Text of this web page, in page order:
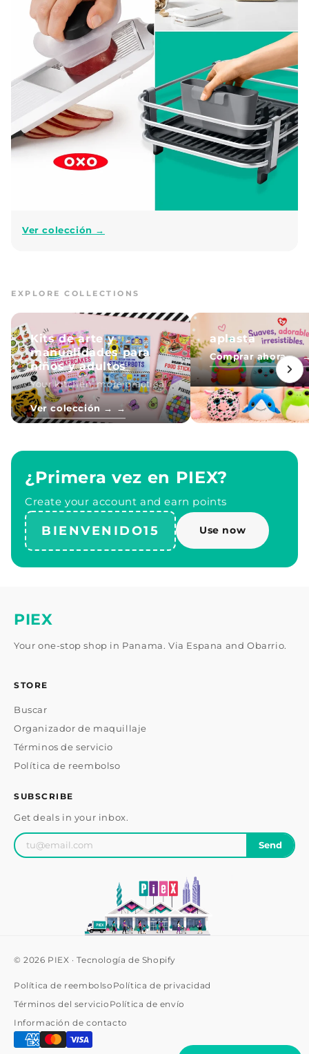
Ver colección →
EXPLORE COLLECTIONS
Kits de arte y
manualidades para
niños y adultos
Your kitchen, more practical
Ver colección → →
aplasta
Comprar ahora →
¿Primera vez en PIEX?
Create your account and earn points
BIENVENIDO15 Use now
PIEX
Your one-stop shop in Panama. Via Espana and Obarrio.
STORE
Buscar
Organizador de maquillaje
Términos de servicio
Política de reembolso
SUBSCRIBE
Get deals in your inbox.
Send
© 2026 PIEX ·Tecnología de Shopify
Política de reembolso Política de privacidad
Términos del servicio Política de envío
Información de contacto